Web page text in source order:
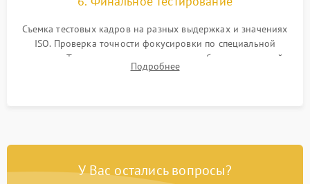
Съемка тестовых кадров на разных выдержках и значениях
ISO. Проверка точности фокусировки по специальной
мишени. Тест записи на карту памяти, работы встроенной
вспышки, микрофона и всех кнопок управления.
Подробнее
У Вас остались вопросы?